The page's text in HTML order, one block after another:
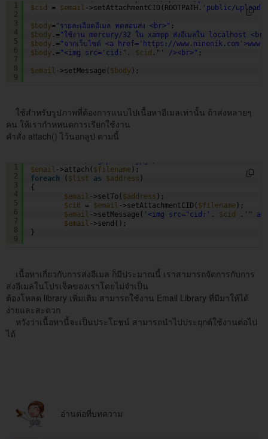
1
2
3
4
5
6
7
8
9
$cid
= $email ->setAttachmentCID(ROOTPATH. 'public/
$body="รายละเอียดอีเมล ทดสอบส่ง <br>" ;
$body .="ใช้งาน mercury/32 ใน xampp ส่งอีเมลใน localhost
$body .="จากเว็บไซต์ <a href=' https://www.ninenik.com
$body .="<img src='cid:" . $cid . "' /><br>" ;
$email ->setMessage( $body);
ใช้สำหรับรูปภาพที่ต้องการแนบไปเนื้อหาอีเมลเท่านั้น ถ้าส่งหลายๆ
คน ให้เรากำหหนดการเรียกใช้งาน
คำสั่ง attach() ไว้นอกลูป ตามนี้
1
2
3
4
5
6
7
8
9
$email ->attach( $filename);
foreach
( $list as $address )
{
$email ->setTo( $address );
$cid
= $email ->setAttachmentCID( $filename);
$email ->setMessage( '<img src="cid:' . $cid . '"
$email ->send();
}
เนื้อหาเกี่ยวกับการส่งอีเมล ก็มีประมาณนี้ เราสามารถจัดการกับการ
ส่งอีเมลในโปรเจ็คของเราโดยไม่จำเป็น
ต้องโหลด library เพิ่มเติม สามารถใช้งาน Email Library ที่มีมาให้ได้
ง่ายและสะดวก
หวังว่าเนื้อหานี้จะเป็นประโยชน์ สามารถนำไปประยุกต์ใช้งานต่อไป
ได้
อ่านต่อที่บทความ